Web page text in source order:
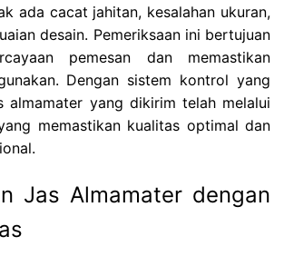
ada cacat jahitan, kesalahan ukuran,
desain. Pemeriksaan ini bertujuan
pemesan dan memastikan
Dengan sistem kontrol yang
almamater yang dikirim telah melalui
memastikan kualitas optimal dan
Jas Almamater dengan